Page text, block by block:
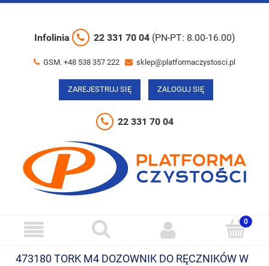
Infolinia 22 331 70 04 (PN-PT: 8.00-16.00)
GSM. +48 538 357 222 sklep@platformaczystosci.pl
ZAREJESTRUJ SIĘ ZALOGUJ SIĘ
22 331 70 04
473180 TORK M4 DOZOWNIK DO RĘCZNIKÓW W